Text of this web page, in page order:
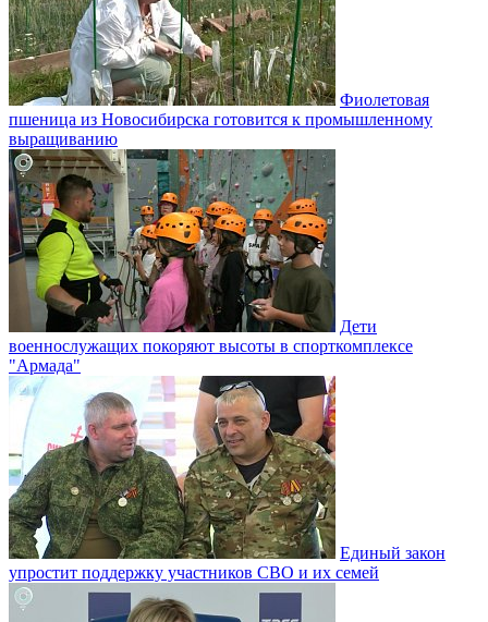
Фиолетовая
пшеница из Новосибирска готовится к промышленному
выращиванию
Дети
военнослужащих покоряют высоты в спорткомплексе
"Армада"
Единый закон
упростит поддержку участников СВО и их семей